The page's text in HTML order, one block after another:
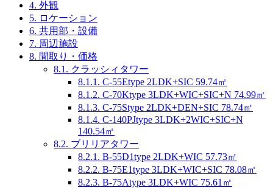
4. 外観
5. ロケーション
6. 共用部・設備
7. 周辺施設
8. 間取り・価格
8.1. クラッシィタワー
8.1.1. C-55Etype 2LDK+SIC 59.74㎡
8.1.2. C-70Ktype 3LDK+WIC+SIC+N 74.99㎡
8.1.3. C-75Stype 2LDK+DEN+SIC 78.74㎡
8.1.4. C-140PJtype 3LDK+2WIC+SIC+N
140.54㎡
8.2. ブリリアタワー
8.2.1. B-55D1type 2LDK+WIC 57.73㎡
8.2.2. B-75E1type 3LDK+WIC+SIC 78.08㎡
8.2.3. B-75Atype 3LDK+WIC 75.61㎡